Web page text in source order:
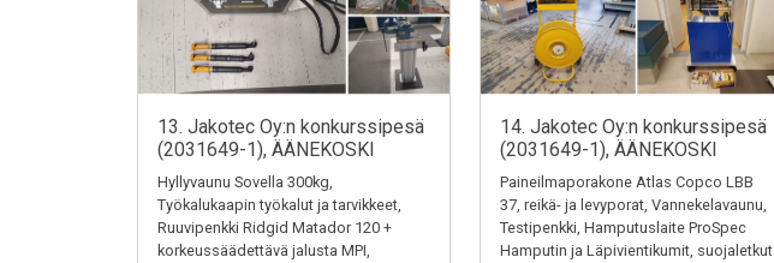
13. Jakotec Oy:n konkurssipesä
(2031649-1), ÄÄNEKOSKI
Hyllyvaunu Sovella 300kg,
Työkalukaapin työkalut ja tarvikkeet,
Ruuvipenkki Ridgid Matador 120 +
korkeussäädettävä jalusta MPI,
14. Jakotec Oy:n konkurssipesä
(2031649-1), ÄÄNEKOSKI
Paineilmaporakone Atlas Copco LBB
37, reikä- ja levyporat, Vannekelavaunu,
Testipenkki, Hamputuslaite ProSpec
Hamputin ja Läpivientikumit, suojaletkut